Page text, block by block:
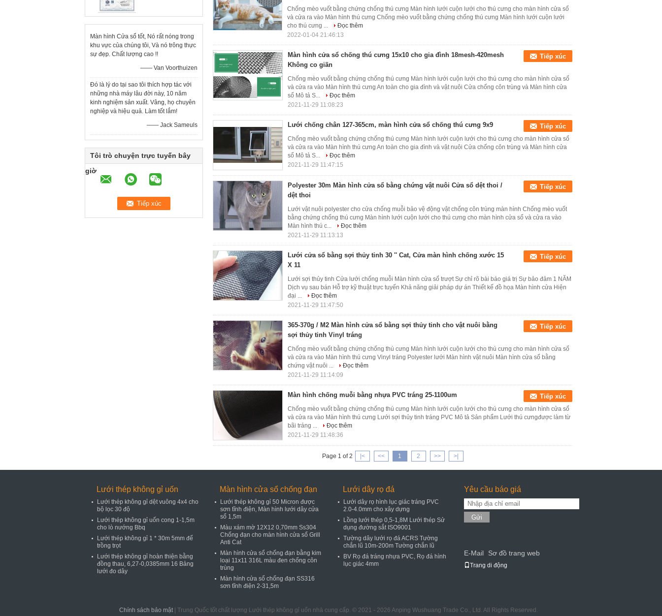
Màn hình Cửa sổ tốt, Nó rất nóng trong
khu vực của chúng tôi, Và nó trông thực
sự đẹp. Chất lượng cao !!
—— Van Voorthuizen
Đó là lý do tại sao tôi thích hợp tác với
những nhà máy lâu đời này, 10 năm
kinh nghiệm sản xuất. Vâng, họ chuyên
nghiệp và hiệu quả. Làm tốt lắm!
—— Jack Sameuls
Tôi trò chuyện trực tuyến bây
giờ
Chống mèo vuốt bằng chứng chống thú cưng Màn hình lưới cuộn lưới cho thú cưng cho màn hình cửa sổ
và cửa ra vào Màn hình thú cưng Chống mèo vuốt bằng chứng chống thú cưng Màn hình lưới cuộn lưới
cho thú cưng ...
Đọc thêm
2022-01-04 21:46:13
Màn hình cửa sổ chống thú cưng 15x10 cho gia đình 18mesh-420mesh
Không co giãn
Tiếp xúc
Chống mèo vuốt bằng chứng chống thú cưng Màn hình lưới cuộn lưới cho thú cưng cho màn hình cửa sổ
và cửa ra vào Màn hình thú cưng An toàn cho gia đình và vật nuôi Cửa chống côn trùng và Màn hình cửa
sổ Mô tả S...
Đọc thêm
2021-11-29 11:08:23
Lưới chống chân 127-365cm, màn hình cửa sổ chống thú cưng 9x9 Tiếp xúc
Chống mèo vuốt bằng chứng chống thú cưng Màn hình lưới cuộn lưới cho thú cưng cho màn hình cửa sổ
và cửa ra vào Màn hình thú cưng An toàn cho gia đình và vật nuôi Cửa chống côn trùng và Màn hình cửa
sổ Mô tả S...
Đọc thêm
2021-11-29 11:47:15
Polyester 30m Màn hình cửa sổ bằng chứng vật nuôi Cửa sổ dệt thoi /
dệt thoi
Tiếp xúc
Lưới vật nuôi polyester cho cửa chống muỗi bảo vệ động vật chống côn trùng màn hình Chống mèo vuốt
bằng chứng chống thú cưng Màn hình lưới cuộn lưới cho thú cưng cho màn hình cửa sổ và cửa ra vào
Màn hình thú c...
Đọc thêm
2021-11-29 11:13:13
Lưới cửa sổ bằng sợi thủy tinh 30 '' Cat, Cửa màn hình chống xước 15
X 11
Tiếp xúc
Lưới sợi thủy tinh Cửa lưới chống muỗi Màn hình cửa sổ trượt Sự chỉ rõ bài báo giá trị Sự bảo đảm 1 NĂM
Dịch vụ sau bán Hỗ trợ kỹ thuật trực tuyến Khả năng giải pháp dự án Thiết kế đồ họa Màn hình cửa Hiện
đại ...
Đọc thêm
2021-11-29 11:47:50
365-370g / M2 Màn hình cửa sổ bằng sợi thủy tinh cho vật nuôi bằng
sợi thủy tinh Vinyl tráng
Tiếp xúc
Chống mèo vuốt bằng chứng chống thú cưng Màn hình lưới cuộn lưới cho thú cưng cho màn hình cửa sổ
và cửa ra vào Màn hình thú cưng Vinyl tráng Polyester lưới Màn hình vật nuôi Màn hình cửa sổ bằng
chứng vật nuôi ...
Đọc thêm
2021-11-29 11:14:09
Màn hình chống muỗi bằng nhựa PVC tráng 25-1100um Tiếp xúc
Chống mèo vuốt bằng chứng chống thú cưng Màn hình lưới cuộn lưới cho thú cưng cho màn hình cửa sổ
và cửa ra vào Màn hình thú cưng Lưới sợi thủy tinh tráng PVC Mô tả Sản phẩm Lưới thú cưngđược làm từ
bãi tráng ...
Đọc thêm
2021-11-29 11:48:36
Page 1 of 2 |< << 1 2 >> >|
Lưới thép không gỉ uốn
Lưới thép không gỉ dệt vuông 4x4 cho
bộ lọc 30 độ
Lưới thép không gỉ uốn cong 1-1,5m
cho lò nướng Bbq
Lưới thép không gỉ 1 * 30m 5mm để
trồng trọt
Lưới thép không gỉ hoàn thiện bằng
đồng thau, 6,27-0,0385mm 16 Bảng
lưới đo dây
Màn hình cửa sổ chống đạn
Lưới thép không gỉ 50 Micron được
sơn tĩnh điện, Màn hình lưới dây cửa
sổ 1,5m
Màu xám mờ 12X12 0,70mm Ss304
Chống đạn cho màn hình cửa sổ Grill
Anti Cat
Màn hình cửa sổ chống đạn bằng kim
loại 11x11 316L màu đen chống côn
trùng
Màn hình cửa sổ chống đạn SS316
sơn tĩnh điện 2-31,5m
Lưới dây rọ đá
Lưới dây rọ hình lục giác tráng PVC
2.0-4.0mm cho xây dựng
Lồng lưới thép 0,5-1,8M Lưới thép Sử
dụng đường sắt ISO9001
Tường dây lưới rọ đá ACRS Tường
chắn lũ 10m-200m Tường chắn lũ
BV Rọ đá tráng nhựa PVC, Rọ đá hình
lục giác 4mm
Yêu cầu báo giá
Gửi
E-Mail Sơ đồ trang web
Trang di động
Chính sách bảo mật| Trung Quốc tốt chất lượng Lưới thép không gỉ uốn nhà cung cấp. © 2021 - 2026 Anping Wushuang Trade Co., Ltd. All Rights Reserved.